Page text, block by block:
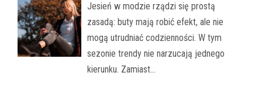
Jesień w modzie rządzi się prostą
zasadą: buty mają robić efekt, ale nie
mogą utrudniać codzienności. W tym
sezonie trendy nie narzucają jednego
kierunku. Zamiast…